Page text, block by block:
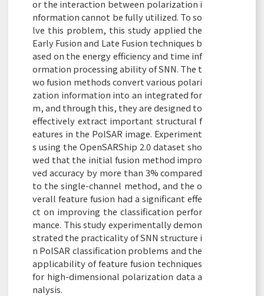
or the interaction between polarization i
nformation cannot be fully utilized. To so
lve this problem, this study applied the
Early Fusion and Late Fusion techniques b
ased on the energy efficiency and time inf
ormation processing ability of SNN. The t
wo fusion methods convert various polari
zation information into an integrated for
m, and through this, they are designed to
effectively extract important structural f
eatures in the PolSAR image. Experiment
s using the OpenSARShip 2.0 dataset sho
wed that the initial fusion method impro
ved accuracy by more than 3% compared
to the single-channel method, and the o
verall feature fusion had a significant effe
ct on improving the classification perfor
mance. This study experimentally demon
strated the practicality of SNN structure i
n PolSAR classification problems and the
applicability of feature fusion techniques
for high-dimensional polarization data a
nalysis.